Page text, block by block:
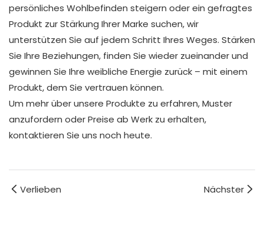
persönliches Wohlbefinden steigern oder ein gefragtes
Produkt zur Stärkung Ihrer Marke suchen, wir
unterstützen Sie auf jedem Schritt Ihres Weges. Stärken
Sie Ihre Beziehungen, finden Sie wieder zueinander und
gewinnen Sie Ihre weibliche Energie zurück – mit einem
Produkt, dem Sie vertrauen können.
Um mehr über unsere Produkte zu erfahren, Muster
anzufordern oder Preise ab Werk zu erhalten,
kontaktieren Sie uns noch heute.
Verlieben Nächster